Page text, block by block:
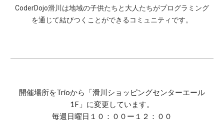
CoderDojo滑川は地域の子供たちと大人たちがプログラミング
を通じて結びつくことができる コミュニティです。
開催場所をTrioから「滑川ショッピングセンターエール
1F」に変更しています。
毎週日曜日１０：００ー１２：００